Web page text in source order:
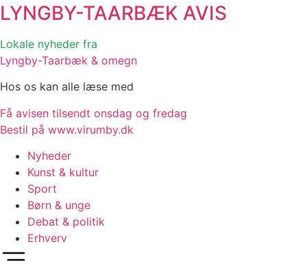
LYNGBY-TAARBÆK AVIS
Lokale nyheder fra
Lyngby-Taarbæk & omegn
Hos os kan alle læse med
Få avisen tilsendt onsdag og fredag
Bestil på www.virumby.dk
Nyheder
Kunst & kultur
Sport
Børn & unge
Debat & politik
Erhverv